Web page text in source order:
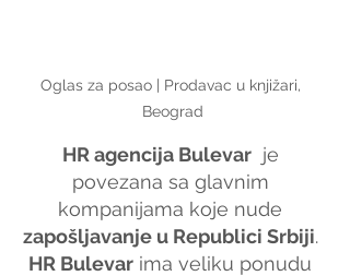
Oglas za posao | Prodavac u knjižari,
Beograd
HR agencija Bulevar je
povezana sa glavnim
kompanijama koje nude
zapošljavanje u Republici Srbiji.
HR Bulevar ima veliku ponudu